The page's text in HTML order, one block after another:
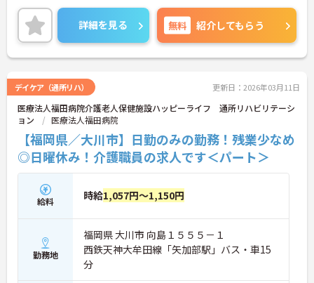
詳細を見る 無料 紹介してもらう
デイケア（通所リハ） 更新日：2026年03月11日
医療法人福田病院介護老人保健施設ハッピーライフ 通所リハビリテーシ
ョン
医療法人福田病院
【福岡県／大川市】日勤のみの勤務！残業少なめ
◎日曜休み！介護職員の求人です＜パート＞
給料 時給1,057円～1,150円
勤務地
福岡県 大川市 向島１５５５－１
西鉄天神大牟田線「矢加部駅」バス・車15
分